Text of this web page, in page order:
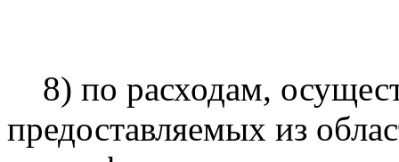
8) по расходам,
предоставляемых из